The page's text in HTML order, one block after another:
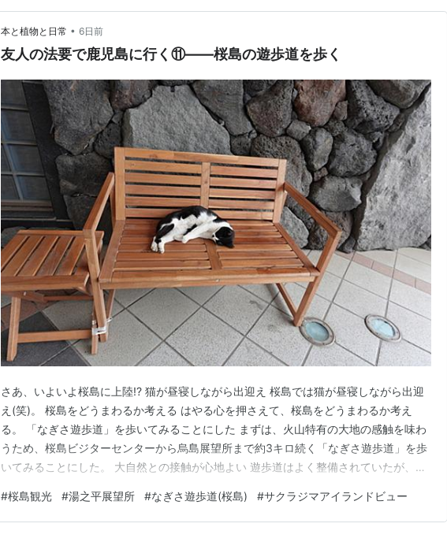
本と植物と日常 • 6日前
友人の法要で鹿児島に行く⑪――桜島の遊歩道を歩く
さあ、いよいよ桜島に上陸!? 猫が昼寝しながら出迎え 桜島では猫が昼寝しながら出迎
え(笑)。 桜島をどうまわるか考える はやる心を押さえて、桜島をどうまわるか考え
る。 「なぎさ遊歩道」を歩いてみることにした まずは、火山特有の大地の感触を味わ
うため、桜島ビジターセンターから烏島展望所まで約3キロ続く「なぎさ遊歩道」を歩
いてみることにした。 大自然との接触が心地よい 遊歩道はよく整備されていたが、行
年の大正溶岩が固まったもの。 荒れたままの波打ち際 荒れたままの波打ち際。 木立越
しの噴火口も格別 枯れた木立越しの噴火…
#桜島観光 #湯之平展望所 #なぎさ遊歩道(桜島) #サクラジマアイランドビュー